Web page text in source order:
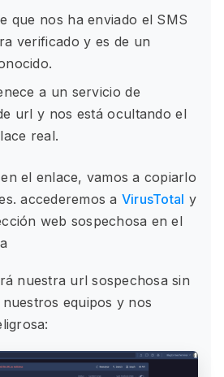
que nos ha enviado el SMS
verificado y es de un
a un servicio de
url y nos está ocultando el
real.
el enlace, vamos a copiarlo
accederemos a VirusTotal y
web sospechosa en el
nuestra url sospechosa sin
equipos y nos